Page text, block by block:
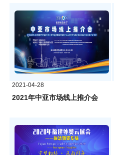
2021-04-28
2021年中亚市场线上推介会